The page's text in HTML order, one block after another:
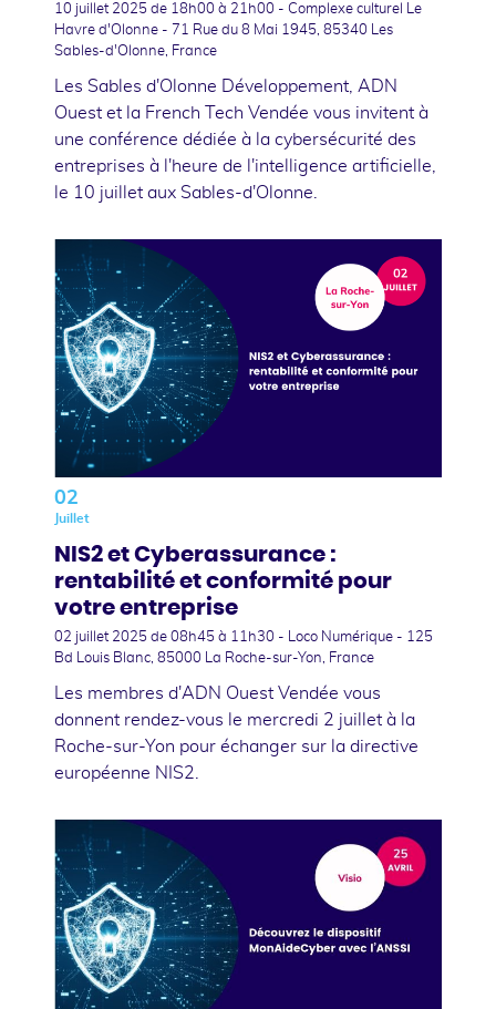
10 juillet 2025 de 18h00 à 21h00 - Complexe culturel Le
Havre d'Olonne - 71 Rue du 8 Mai 1945, 85340 Les
Sables-d'Olonne, France
Les Sables d'Olonne Développement, ADN
Ouest et la French Tech Vendée vous invitent à
une conférence dédiée à la cybersécurité des
entreprises à l'heure de l'intelligence artificielle,
le 10 juillet aux Sables-d'Olonne.
02
Juillet
NIS2 et Cyberassurance :
rentabilité et conformité pour
votre entreprise
02 juillet 2025 de 08h45 à 11h30 - Loco Numérique - 125
Bd Louis Blanc, 85000 La Roche-sur-Yon, France
Les membres d'ADN Ouest Vendée vous
donnent rendez-vous le mercredi 2 juillet à la
Roche-sur-Yon pour échanger sur la directive
européenne NIS2.